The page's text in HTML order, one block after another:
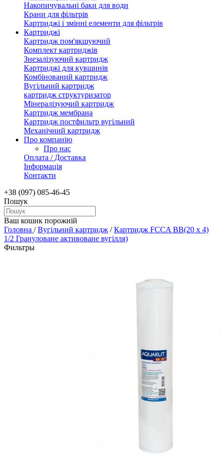
Накопичувальні баки для води
Крани для фільтрів
Картриджі і змінні елементи для фільтрів
Картриджі
Картридж пом'якшуючий
Комплект картриджів
Знезалізуючий картридж
Картриджі для кувшинів
Комбінований картридж
Вугільний картридж
картридж структуризатор
Мінералізуючий картридж
Картридж мембрана
Картридж постфильтр вугільний
Механічний картридж
Про компанію
Про нас
Оплата / Доставка
Інформація
Контакти
+38 (097) 085-46-45
Пошук
Ваш кошик порожній
Головна /Вугільний картридж /Картридж FCCA BB(20 х 4)
1/2 Грануловане активоване вугілля)
Фильтры